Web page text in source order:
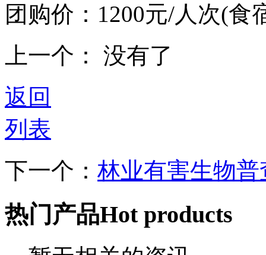
团购价：1200元/人次(食
上一个： 没有了
返回
列表
下一个： 林业有害生物普
热门产品Hot products